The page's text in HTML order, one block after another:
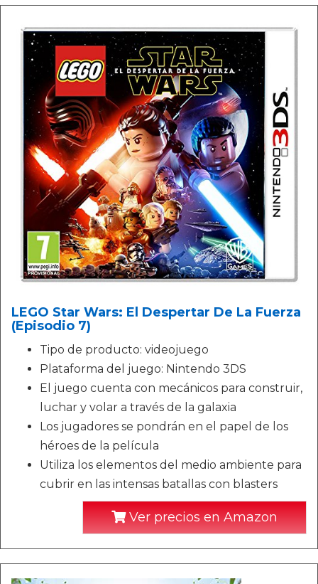
LEGO Star Wars: El Despertar De La Fuerza
(Episodio 7)
Tipo de producto: videojuego
Plataforma del juego: Nintendo 3DS
El juego cuenta con mecánicos para construir,
luchar y volar a través de la galaxia
Los jugadores se pondrán en el papel de los
héroes de la película
Utiliza los elementos del medio ambiente para
cubrir en las intensas batallas con blasters
Ver precios en Amazon